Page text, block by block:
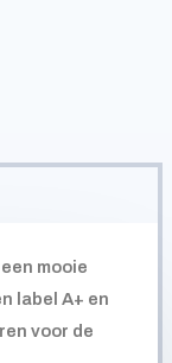
mooie
label A+ en
voor de